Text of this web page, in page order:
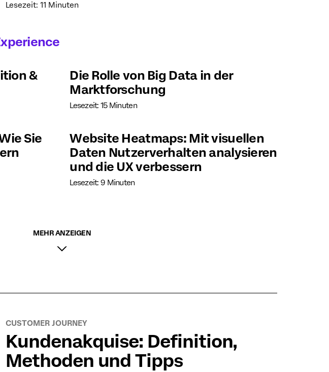
Lesezeit: 11 Minuten
&
Die Rolle von Big Data in der
Marktforschung
Lesezeit: 15 Minuten
Sie
Website Heatmaps: Mit visuellen
Daten Nutzerverhalten analysieren
und die UX verbessern
Lesezeit: 9 Minuten
MEHR ANZEIGEN
CUSTOMER JOURNEY
Kundenakquise: Definition,
Methoden und Tipps